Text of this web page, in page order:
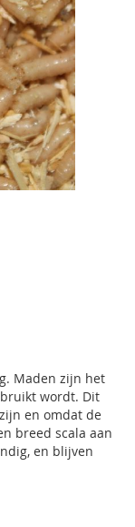
Maden zijn het
wordt. Dit
en omdat de
breed scala aan
en blijven